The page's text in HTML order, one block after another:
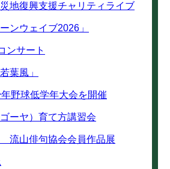
地復興支援チャリティライブ
ンウェイブ2026」
ンサート
葉風」
野球低学年大会を開催
ーヤ）育て方講習会
流山俳句協会会員作品展